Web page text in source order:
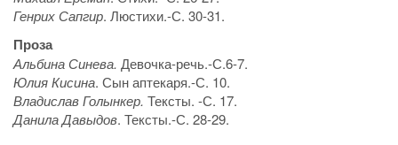
Генрих Сапгир. Люстихи.-С. 30-31.
Проза
Альбина Синева. Девочка-речь.-С.6-7.
Юлия Кисина. Сын аптекаря.-С. 10.
Владислав Голынкер. Тексты. -С. 17.
Данила Давыдов. Тексты.-С. 28-29.